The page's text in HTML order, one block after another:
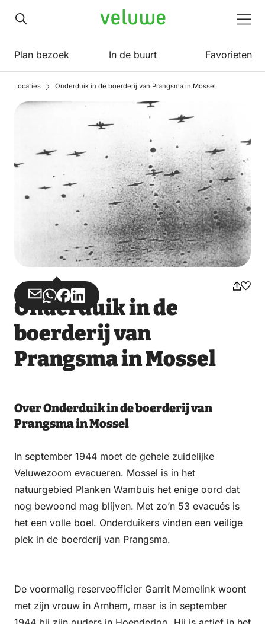
Veluwe
Plan bezoek In de buurt Favorieten
Locaties Onderduik in de boerderij van Prangsma in Mossel
Deel
via
Email
Deel
via
WhatsApp
Deel
op
Facebook
Deel
op
LinkedIn
Onderduik in de
boerderij van
Prangsma in Mossel
Over Onderduik in de boerderij van
Prangsma in Mossel
In september 1944 moet de gehele zuidelijke
Veluwezoom evacueren. Mossel is in het
natuurgebied Planken Wambuis het enige oord dat
nog bewoond mag blijven. Met zo’n 53 evacués is
het een volle boel. Onderduikers vinden een veilige
plek in de boerderij van Prangsma.
De voormalig reserveofficier Garrit Memelink woont
met zijn vrouw in Arnhem, maar is in september